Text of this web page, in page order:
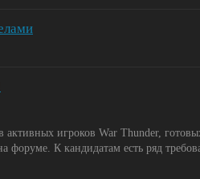
игроков War Thunder,
форуме. К кандидатам есть ряд